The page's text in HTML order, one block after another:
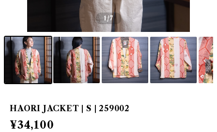
1/7
HAORI JACKET | S | 259002
¥34,100